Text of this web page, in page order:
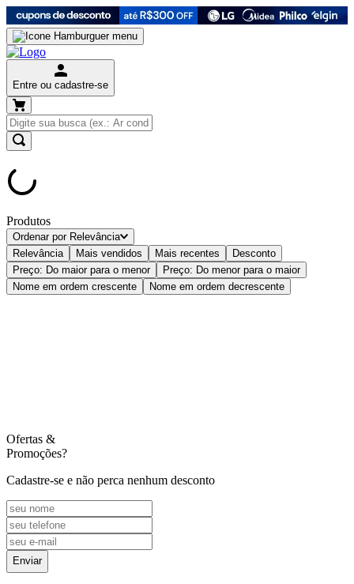
Entre ou cadastre-se
Produtos
Ordenar por Relevância
Relevância
Mais vendidos Mais recentes
Desconto
Preço: Do maior para o menor
Preço: Do menor para o maior
Nome em ordem crescente
Nome em ordem decrescente
Ofertas &
Promoções?
Cadastre-se e não perca nenhum desconto
Enviar